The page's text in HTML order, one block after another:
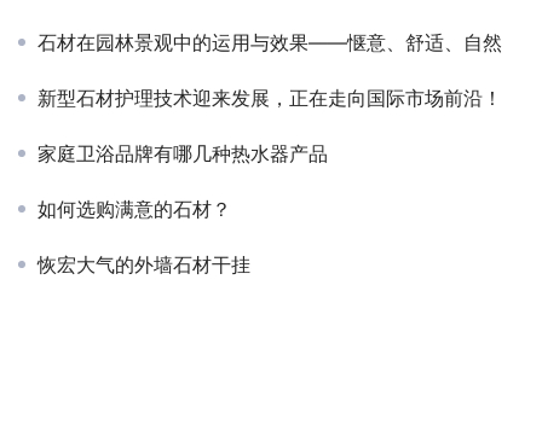
石材在园林景观中的运用与效果——惬意、舒适、自然
新型石材护理技术迎来发展，正在走向国际市场前沿！
家庭卫浴品牌有哪几种热水器产品
如何选购满意的石材？
恢宏大气的外墙石材干挂